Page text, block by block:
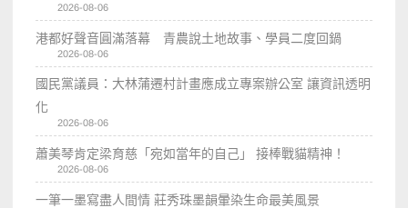
2026-08-06
港都好聲音圓滿落幕 青農說土地故事、學員二度回鍋
2026-08-06
國民黨議員：大林蒲遷村計畫應成立專案辦公室 讓資訊透明
化
2026-08-06
蕭美琴肯定梁育慈「宛如當年的自己」 接棒戰貓精神！
2026-08-06
一筆一墨寫盡人間情 莊秀珠墨韻暈染生命最美風景